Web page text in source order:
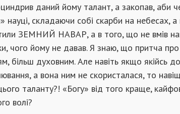
даний йому талант, а закопав, аби
науці, складаючи собі скарби на небесах, а
ЗЕМНИЙ НАВАР, а в того, що не вмів
чого йому не давав. Я знаю, що притча
більш духовним. Але навіть якщо якійсь
а вона ним не скористалася, то
таланту?! «Богу» від того краще,
волі?